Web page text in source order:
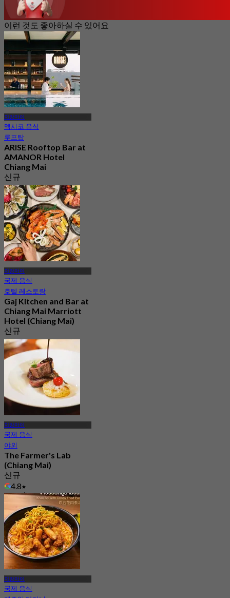
이런 것도 좋아하실 수 있어요
치앙마이
멕시코 음식
루프탑
ARISE Rooftop Bar at
AMANOR Hotel
Chiang Mai
신규
4.9
에서฿ 847.5
치앙마이
국제 음식
호텔 레스토랑
Gaj Kitchen and Bar at
Chiang Mai Marriott
Hotel (Chiang Mai)
신규
4.6
에서฿ 890
치앙마이
국제 음식
야외
The Farmer's Lab
(Chiang Mai)
신규
4.8
에서฿ 1,150
치앙마이
국제 음식